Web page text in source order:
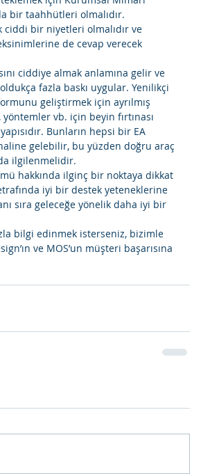
bir taahhütleri olmalıdır.
bir niyetleri olmalıdır ve
de cevap verecek
ciddiye almak anlamına gelir ve
fazla baskı uygular. Yenilikçi
geliştirmek için ayrılmış
vb. için beyin fırtınası
Bunların hepsi bir EA
gelebilir, bu yüzden doğru araç
ilgilenmelidir.
hakkında ilginç bir noktaya dikkat
iyi bir destek yeteneklerine
sıra geleceğe yönelik daha iyi bir
bilgi edinmek isterseniz, bizimle
ve MOS’un müşteri başarısına